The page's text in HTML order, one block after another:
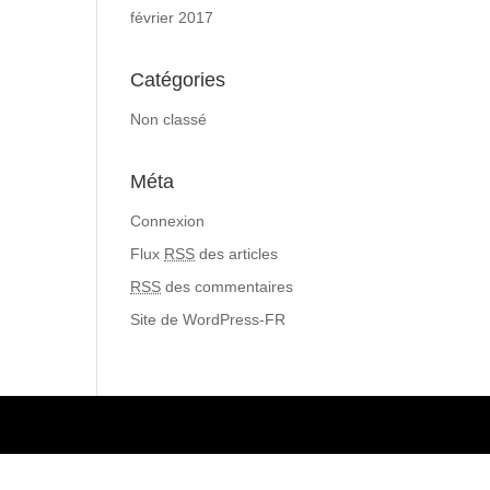
février 2017
Catégories
Non classé
Méta
Connexion
Flux RSS des articles
RSS des commentaires
Site de WordPress-FR